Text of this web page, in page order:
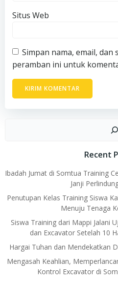
Situs Web
Simpan nama, email, dan
peramban ini untuk
Recent
Ibadah Jumat di Somtua Training
Janji
Penutupan Kelas Training Siswa
Menuju Tenaga
Siswa Training dari Mappi Jalani
dan Excavator Setelah 10
Hargai Tuhan dan Mendekatkan
Mengasah Keahlian,
Kontrol Excavator di